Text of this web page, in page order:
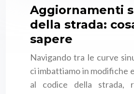
Aggiornamenti
della strada:
sapere
Navigando tra le curve
ci imbattiamo in modifiche
al codice della strada,